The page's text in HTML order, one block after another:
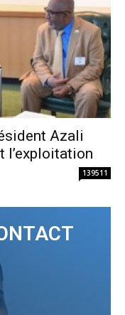
Azali
l’exploitation
139511